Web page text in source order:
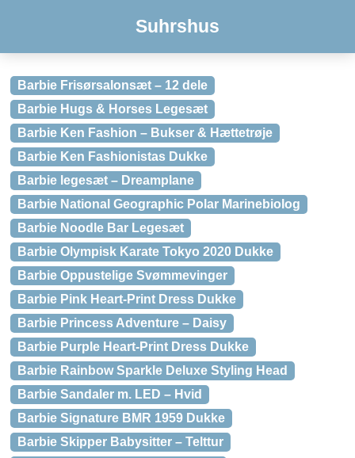
Suhrshus
Barbie Frisørsalonsæt – 12 dele
Barbie Hugs & Horses Legesæt
Barbie Ken Fashion – Bukser & Hættetrøje
Barbie Ken Fashionistas Dukke
Barbie legesæt – Dreamplane
Barbie National Geographic Polar Marinebiolog
Barbie Noodle Bar Legesæt
Barbie Olympisk Karate Tokyo 2020 Dukke
Barbie Oppustelige Svømmevinger
Barbie Pink Heart-Print Dress Dukke
Barbie Princess Adventure – Daisy
Barbie Purple Heart-Print Dress Dukke
Barbie Rainbow Sparkle Deluxe Styling Head
Barbie Sandaler m. LED – Hvid
Barbie Signature BMR 1959 Dukke
Barbie Skipper Babysitter – Telttur